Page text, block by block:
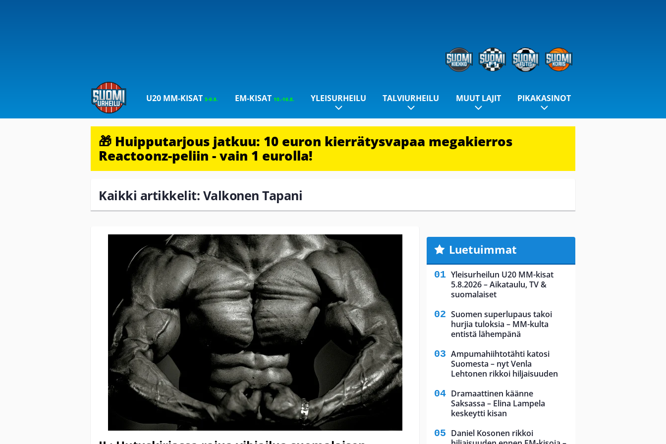
U20 MM-KISAT5-9.8. EM-KISAT 10.-16.8. YLEISURHEILU TALVIURHEILU MUUT LAJIT PIKAKASINOT
🎁 Huipputarjous jatkuu: 10 euron kierrätysvapaa megakierros
Reactoonz-peliin - vain 1 eurolla!
Kaikki artikkelit: Valkonen Tapani
Luetuimmat
Yleisurheilun U20 MM-kisat
5.8.2026 – Aikataulu, TV &
suomalaiset
Suomen superlupaus takoi
hurjia tuloksia – MM-kulta
entistä lähempänä
Ampumahiihtotähti katosi
Suomesta – nyt Venla
Lehtonen rikkoi hiljaisuuden
Dramaattinen käänne
Saksassa – Elina Lampela
keskeytti kisan
Daniel Kosonen rikkoi